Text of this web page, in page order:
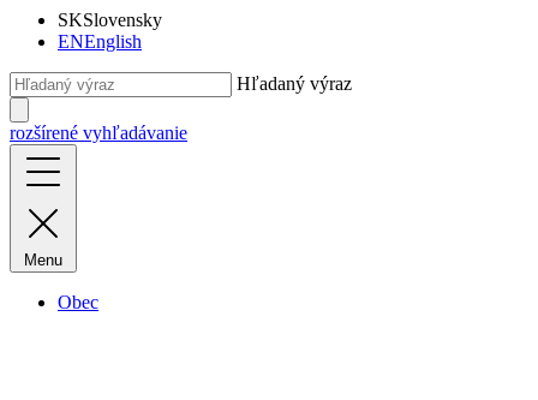
SKSlovensky
ENEnglish
Hľadaný výraz
rozšírené vyhľadávanie
Menu
Obec